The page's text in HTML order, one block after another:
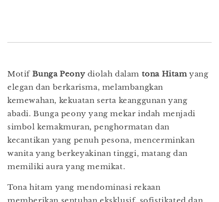
Motif Bunga Peony diolah dalam tona Hitamyang
elegan dan berkarisma, melambangkan
kemewahan, kekuatan serta keanggunan yang
abadi. Bunga peony yang mekar indah menjadi
simbol kemakmuran, penghormatan dan
kecantikan yang penuh pesona, mencerminkan
wanita yang berkeyakinan tinggi, matang dan
memiliki aura yang memikat.
Tona hitam yang mendominasi rekaan